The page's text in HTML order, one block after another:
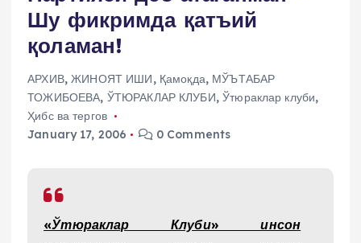
Шу фикримда қатъий
қоламан!
АРХИВ,ЖИНОЯТ ИШИ, Қамоқда, МЎЪТАБАР
ТОЖИБОЕВА, ЎТЮРАКЛАР КЛУБИ,Ўтюраклар клуби,
Ҳибс ва тергов
January 17, 2006
0 Comments
«Ўтюраклар Клуби» инсон